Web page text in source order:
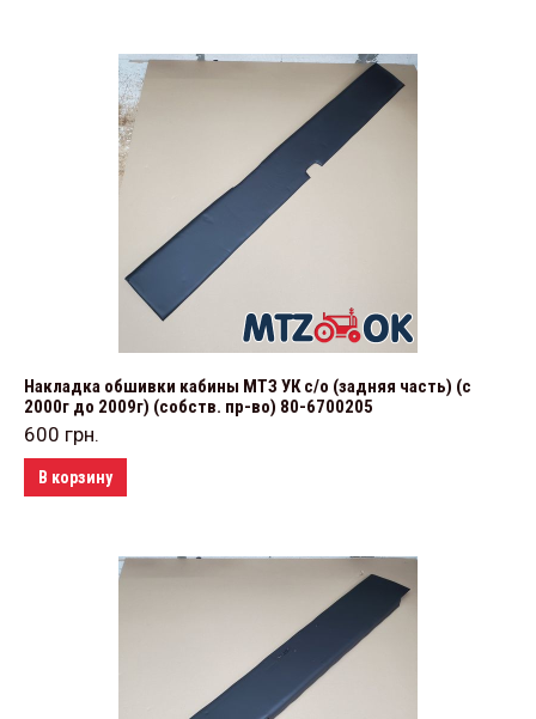
Накладка обшивки кабины МТЗ УК с/о (задняя часть) (с
2000г до 2009г) (собств. пр-во) 80-6700205
600 грн.
В корзину